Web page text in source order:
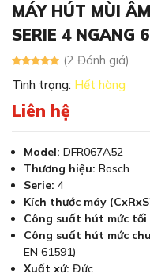
MÁY HÚT MÙI
SERIE 4 NGANG
(2 Đánh giá)
Tình trạng: Hết hàng
Liên hệ
Model: DFR067A52
Thương hiệu: Bosch
Serie: 4
Kích thước máy
Công suất hút mức tối
Công suất hút mức
EN 61591)
Xuất xứ: Đức